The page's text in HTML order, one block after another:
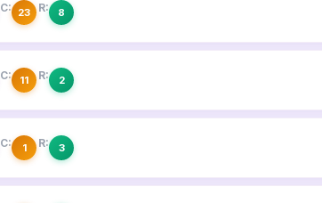
C: 23 R: 8
C: 11 R: 2
C: 1 R: 3